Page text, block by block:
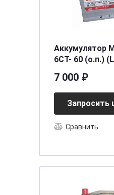
Аккумулятор
6CT- 60 (о.п.) (L2.60.051.A)
7 000 ₽
Запросить
Сравнить